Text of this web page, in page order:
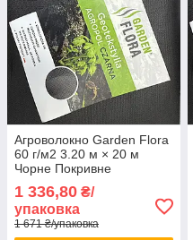
Агроволокно Garden Flora
60 г/м2 3.20 м × 20 м
Чорне Покривне
покривне агроволокно
1 336,80 ₴/
упаковка
1 671 ₴/упаковка